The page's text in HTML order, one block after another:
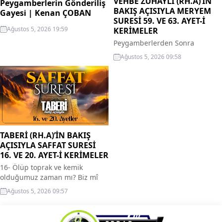
Peygamberlerin Gönderiliş
Gayesi | Kenan ÇOBAN
Ağustos 5, 2026 19:59
BAKIŞ AÇISIYLA MERYEM
SURESİ 59. VE 63. AYET-İ
KERİMELER
Peygamberlerden Sonra
Gelenler Amellerinin Karşılığı,
Tevbe Edenlerin Ve Cenneti Hak
Ağustos 5, 2026 09:58
TABERİ (RH.A)’İN BAKIŞ
AÇISIYLA SAFFAT SURESİ
16. VE 20. AYET-İ KERİMELER
16- Ölüp toprak ve kemik
olduğumuz zaman mı? Biz mî
tekrar diri­leceğiz? 17- Bizden
önceki atalarımız da mı? (Tekrar
ibret almaları ve Allaha itaat
Ağustos 5, 2026 09:57